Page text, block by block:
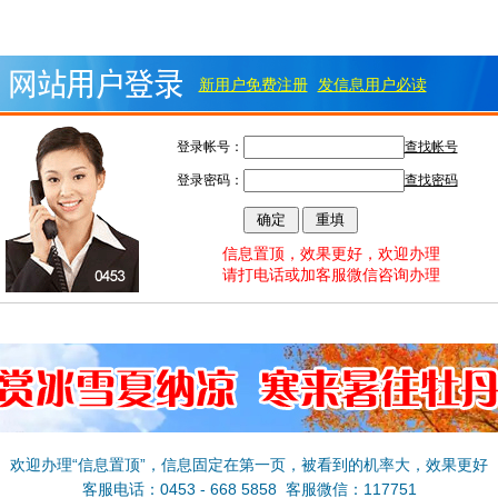
新用户免费注册 发信息用户必读
登录帐号： 查找帐号
登录密码： 查找密码
信息置顶，效果更好，欢迎办理
请打电话或加客服微信咨询办理
欢迎办理“信息置顶”，信息固定在第一页，被看到的机率大，效果更好
客服电话：0453 - 668 5858 客服微信：117751